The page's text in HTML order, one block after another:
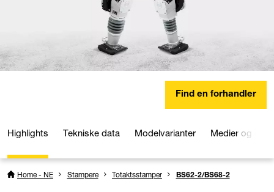
Find en forhandler
Highlights Tekniske data Modelvarianter Medier og
Home - NE Stampere Totaktsstamper BS62-2/BS68-2